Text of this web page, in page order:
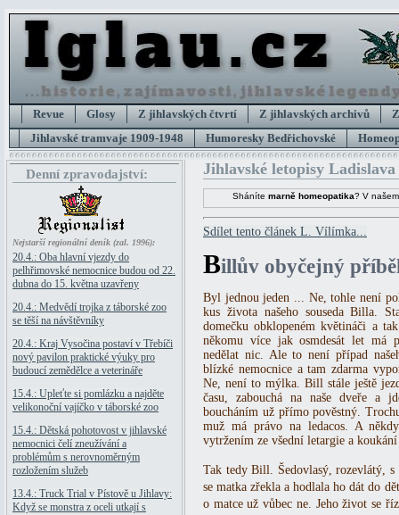
Revue Glosy Z jihlavských čtvrtí Z jihlavských archivů
Jihlavské tramvaje 1909-1948
Humoresky Bedřichovské
Denní zpravodajství:
Nejstarší regionální deník (zal. 1996):
20.4.: Oba hlavní vjezdy do
pelhřimovské nemocnice budou od 22.
dubna do 15. května uzavřeny
20.4.: Medvědí trojka z táborské zoo
se těší na návštěvníky
20.4.: Kraj Vysočina postaví v Třebíči
nový pavilon praktické výuky pro
budoucí zemědělce a veterináře
15.4.: Upleťte si pomlázku a najděte
velikonoční vajíčko v táborské zoo
15.4.: Dětská pohotovost v jihlavské
nemocnici čelí zneužívání a
problémům s nerovnoměrným
rozložením služeb
13.4.: Truck Trial v Pístově u Jihlavy:
Když se monstra z oceli utkají s
Jihlavské letopisy
Sháníte marně homeopatika? V
Sdílet tento článek L. Vílímka...
Billův obyčejný
Byl jednou jeden ... Ne, tohle není
kus života našeho souseda Billa.
domečku obklopeném květináči a
někomu více jak osmdesát let má
nedělat nic. Ale to není případ
blízké nemocnice a tam zdarma
Ne, není to mýlka. Bill stále ještě
času, zabouchá na naše dveře
boucháním už přímo pověstný.
muž má právo na ledacos. A
vytržením ze všední letargie a
Tak tedy Bill. Šedovlasý, rozevlátý,
se matka zřekla a hodlala ho dát do
o matce už vůbec ne. Jeho život se